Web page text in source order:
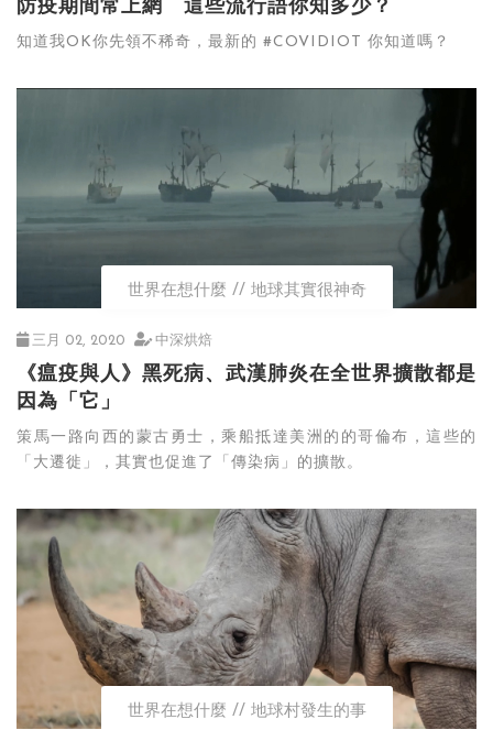
防疫期間常上網 這些流行語你知多少？
知道我OK你先領不稀奇，最新的 #COVIDIOT 你知道嗎？
世界在想什麼 地球其實很神奇
三月 02, 2020 中深烘焙
《瘟疫與人》黑死病、武漢肺炎在全世界擴散都是
因為「它」
策馬一路向西的蒙古勇士，乘船抵達美洲的的哥倫布，這些的
「大遷徙」，其實也促進了「傳染病」的擴散。
世界在想什麼 地球村發生的事